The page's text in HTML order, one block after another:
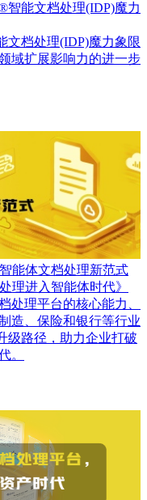
智能文档处理(IDP)魔力
文档处理(IDP)魔力象限
域扩展影响力的进一步
能体文档处理新范式
理进入智能体时代》
处理平台的核心能力、
造、保险和银行等行业
级路径，助力企业打破
。